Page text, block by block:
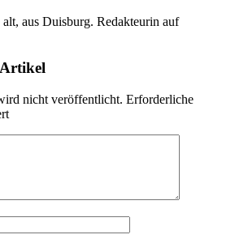
aus Duisburg. Redakteurin auf
nicht veröffentlicht. Erforderliche